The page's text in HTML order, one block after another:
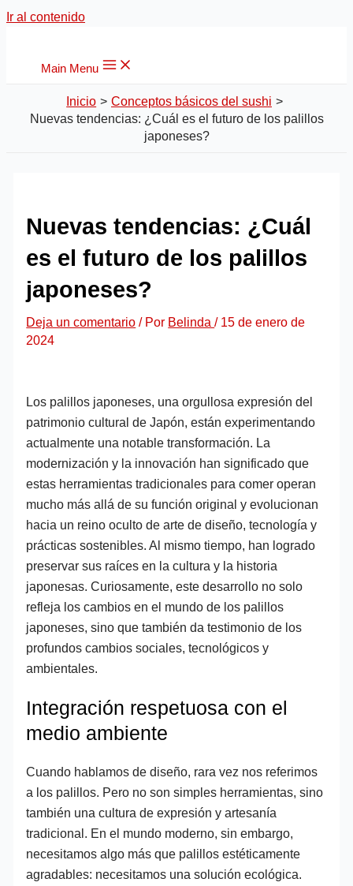
Ir al contenido
Main Menu
Inicio
Conceptos básicos del sushi
Nuevas tendencias: ¿Cuál es el futuro de los palillos
japoneses?
Nuevas tendencias: ¿Cuál
es el futuro de los palillos
japoneses?
Deja un comentario / Por Belinda/ 15 de enero de
2024
Los palillos japoneses, una orgullosa expresión del
patrimonio cultural de Japón, están experimentando
actualmente una notable transformación. La
modernización y la innovación han significado que
estas herramientas tradicionales para comer operan
mucho más allá de su función original y evolucionan
hacia un reino oculto de arte de diseño, tecnología y
prácticas sostenibles. Al mismo tiempo, han logrado
preservar sus raíces en la cultura y la historia
japonesas. Curiosamente, este desarrollo no solo
refleja los cambios en el mundo de los palillos
japoneses, sino que también da testimonio de los
profundos cambios sociales, tecnológicos y
ambientales.
Integración respetuosa con el
medio ambiente
Cuando hablamos de diseño, rara vez nos referimos
a los palillos. Pero no son simples herramientas, sino
también una cultura de expresión y artesanía
tradicional. En el mundo moderno, sin embargo,
necesitamos algo más que palillos estéticamente
agradables: necesitamos una solución ecológica.